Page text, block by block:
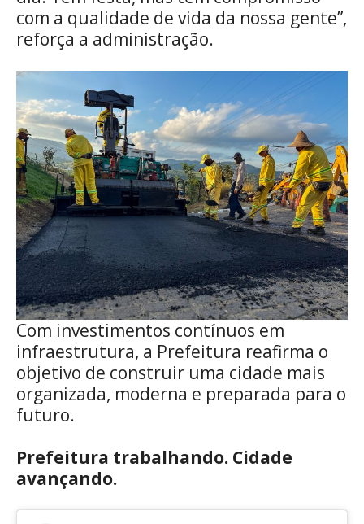
com a qualidade de vida da nossa gente”,
reforça a administração.
Com investimentos contínuos em
infraestrutura, a Prefeitura reafirma o
objetivo de construir uma cidade mais
organizada, moderna e preparada para o
futuro.
Prefeitura trabalhando. Cidade
avançando.